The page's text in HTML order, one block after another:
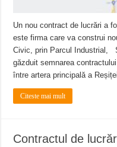
Un nou contract de lucrări a
este firma care va construi
Civic, prin Parcul Industrial,
găzduit semnarea
între artera principală a
Citeste mai mult
Contractul de